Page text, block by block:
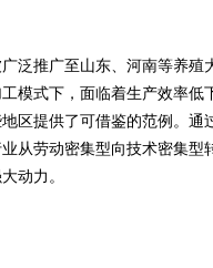
推广至山东、河南等养殖
模式下，面临着生产效率低
区提供了可借鉴的范例。
从劳动密集型向技术密集型
动力。